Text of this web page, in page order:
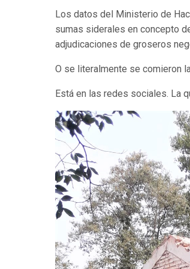
Los datos del Ministerio de
sumas siderales en concepto
adjudicaciones de groseros
O se literalmente se comieron
Está en las redes sociales. La